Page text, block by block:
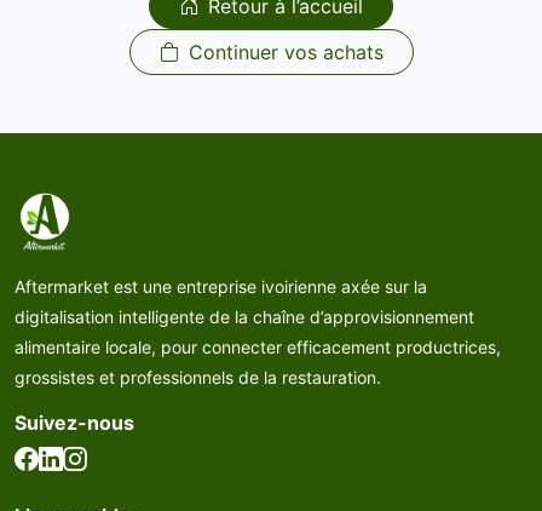
Retour à l’accueil
Continuer vos achats
Aftermarket est une entreprise ivoirienne axée sur la
digitalisation intelligente de la chaîne d’approvisionnement
alimentaire locale, pour connecter efficacement productrices,
grossistes et professionnels de la restauration.
Suivez-nous